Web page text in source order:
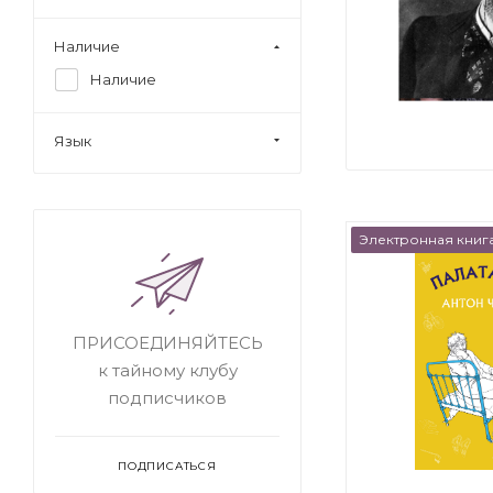
Электронная
Наличие
Наличие
Язык
ПРИСОЕДИНЯЙТЕСЬ
к тайному клубу
подписчиков
ПОДПИСАТЬСЯ